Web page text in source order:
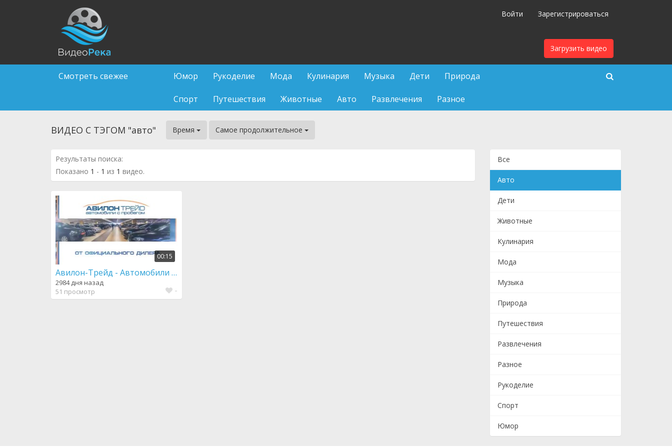
Войти Зарегистрироваться
Загрузить видео
Смотреть свежее Юмор Рукоделие Мода Кулинария Музыка Дети Природа
Спорт Путешествия Животные Авто Развлечения Разное
ВИДЕО С ТЭГОМ "авто" Время Самое продолжительное
Результаты поиска:
Показано 1 - 1 из 1 видео.
00:15
Авилон-Трейд - Автомобили с пробегом
2984 дня назад
51 просмотр
-
Все
Авто
Дети
Животные
Кулинария
Мода
Музыка
Природа
Путешествия
Развлечения
Разное
Рукоделие
Спорт
Юмор